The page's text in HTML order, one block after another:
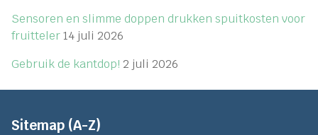
Sensoren en slimme doppen drukken spuitkosten voor
fruitteler14 juli 2026
Gebruik de kantdop! 2 juli 2026
Sitemap (A-Z)